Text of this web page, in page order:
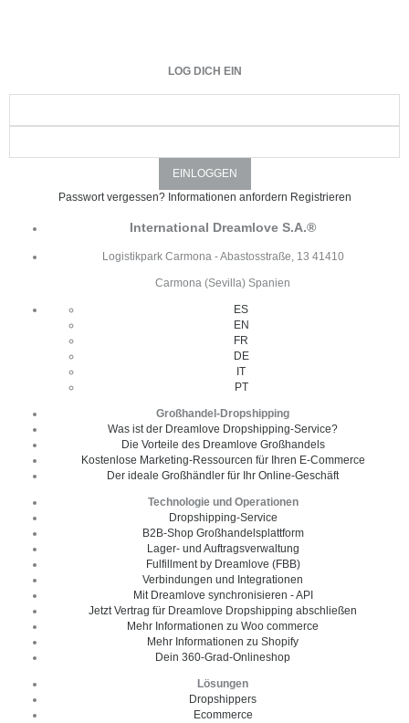
LOG DICH EIN
Passwort vergessen? Informationen anfordern Registrieren
International Dreamlove S.A.®
Logistikpark Carmona - Abastosstraße, 13 41410
Carmona (Sevilla) Spanien
ES
EN
FR
DE
IT
PT
Großhandel-Dropshipping
Was ist der Dreamlove Dropshipping-Service?
Die Vorteile des Dreamlove Großhandels
Kostenlose Marketing-Ressourcen für Ihren E-Commerce
Der ideale Großhändler für Ihr Online-Geschäft
Technologie und Operationen
Dropshipping-Service
B2B-Shop Großhandelsplattform
Lager- und Auftragsverwaltung
Fulfillment by Dreamlove (FBB)
Verbindungen und Integrationen
Mit Dreamlove synchronisieren - API
Jetzt Vertrag für Dreamlove Dropshipping abschließen
Mehr Informationen zu Woo commerce
Mehr Informationen zu Shopify
Dein 360-Grad-Onlineshop
Lösungen
Dropshippers
Ecommerce